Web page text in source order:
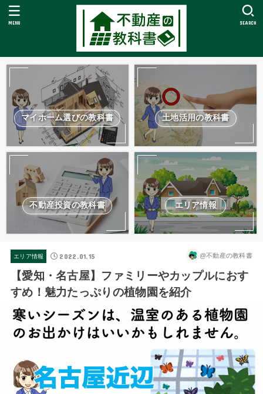
SEARCH
MENU
マイホーム選びの教科書 土地活用の教科書
不動産投資の教科書 エリア情報
エリア情報 2022.01.15 @不動産の教科書
【愛知・名古屋】ファミリーやカップルにおす
すめ！魅力たっぷりの植物園を紹介